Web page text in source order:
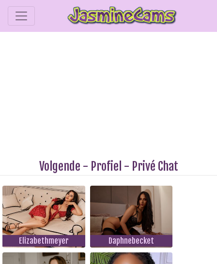
Volgende - Profiel - Privé Chat
Elizabethmeyer Daphnebecket